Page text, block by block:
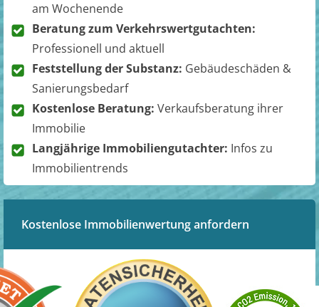
am Wochenende
Beratung zum Verkehrswertgutachten:
Professionell und aktuell
Feststellung der Substanz: Gebäudeschäden &
Sanierungsbedarf
Kostenlose Beratung: Verkaufsberatung ihrer
Immobilie
Langjährige Immobiliengutachter: Infos zu
Immobilientrends
Kostenlose Immobilienwertung anfordern